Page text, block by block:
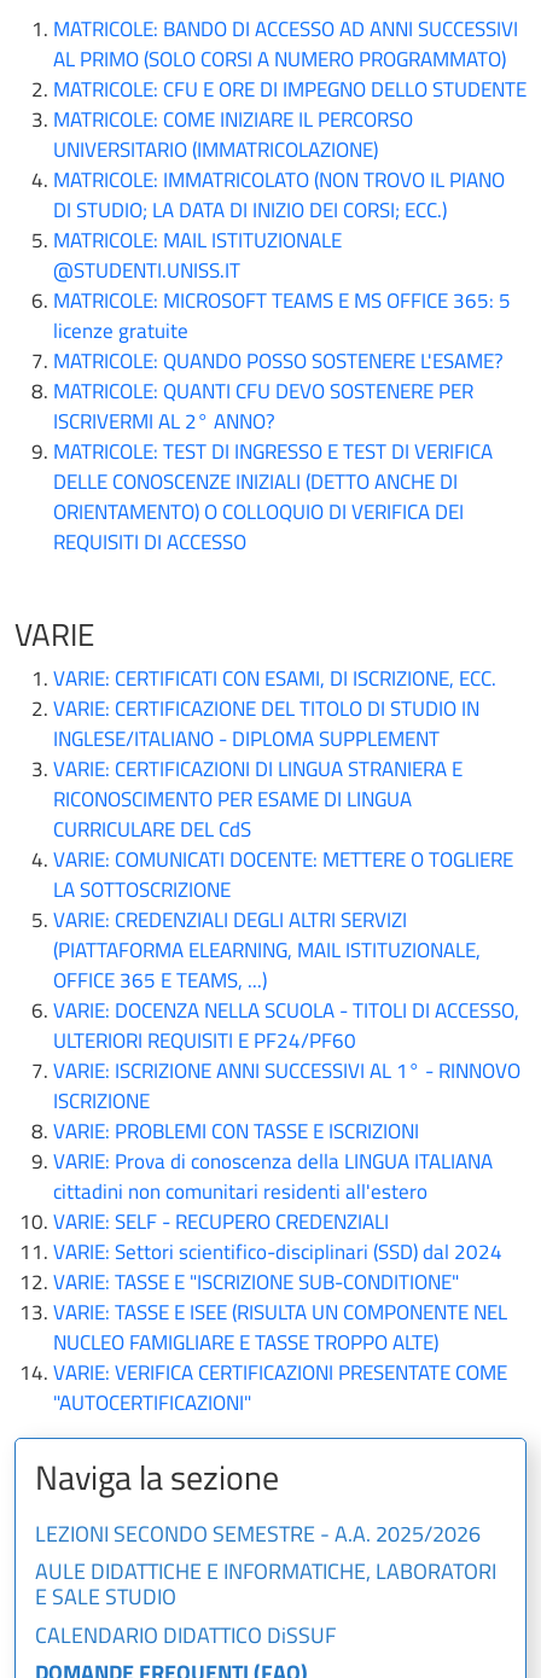
MATRICOLE: BANDO DI ACCESSO AD ANNI SUCCESSIVI
AL PRIMO (SOLO CORSI A NUMERO PROGRAMMATO)
MATRICOLE: CFU E ORE DI IMPEGNO DELLO STUDENTE
MATRICOLE: COME INIZIARE IL PERCORSO
UNIVERSITARIO (IMMATRICOLAZIONE)
MATRICOLE: IMMATRICOLATO (NON TROVO IL PIANO
DI STUDIO; LA DATA DI INIZIO DEI CORSI; ECC.)
MATRICOLE: MAIL ISTITUZIONALE
@STUDENTI.UNISS.IT
MATRICOLE: MICROSOFT TEAMS E MS OFFICE 365: 5
licenze gratuite
MATRICOLE: QUANDO POSSO SOSTENERE L'ESAME?
MATRICOLE: QUANTI CFU DEVO SOSTENERE PER
ISCRIVERMI AL 2° ANNO?
MATRICOLE: TEST DI INGRESSO E TEST DI VERIFICA
DELLE CONOSCENZE INIZIALI (DETTO ANCHE DI
ORIENTAMENTO) O COLLOQUIO DI VERIFICA DEI
REQUISITI DI ACCESSO
VARIE
VARIE: CERTIFICATI CON ESAMI, DI ISCRIZIONE, ECC.
VARIE: CERTIFICAZIONE DEL TITOLO DI STUDIO IN
INGLESE/ITALIANO - DIPLOMA SUPPLEMENT
VARIE: CERTIFICAZIONI DI LINGUA STRANIERA E
RICONOSCIMENTO PER ESAME DI LINGUA
CURRICULARE DEL CdS
VARIE: COMUNICATI DOCENTE: METTERE O TOGLIERE
LA SOTTOSCRIZIONE
VARIE: CREDENZIALI DEGLI ALTRI SERVIZI
(PIATTAFORMA ELEARNING, MAIL ISTITUZIONALE,
OFFICE 365 E TEAMS, ...)
VARIE: DOCENZA NELLA SCUOLA - TITOLI DI ACCESSO,
ULTERIORI REQUISITI E PF24/PF60
VARIE: ISCRIZIONE ANNI SUCCESSIVI AL 1° - RINNOVO
ISCRIZIONE
VARIE: PROBLEMI CON TASSE E ISCRIZIONI
VARIE: Prova di conoscenza della LINGUA ITALIANA
cittadini non comunitari residenti all'estero
VARIE: SELF - RECUPERO CREDENZIALI
VARIE: Settori scientifico-disciplinari (SSD) dal 2024
VARIE: TASSE E "ISCRIZIONE SUB-CONDITIONE"
VARIE: TASSE E ISEE (RISULTA UN COMPONENTE NEL
NUCLEO FAMIGLIARE E TASSE TROPPO ALTE)
VARIE: VERIFICA CERTIFICAZIONI PRESENTATE COME
"AUTOCERTIFICAZIONI"
Naviga la sezione
LEZIONI SECONDO SEMESTRE - A.A. 2025/2026
AULE DIDATTICHE E INFORMATICHE, LABORATORI
E SALE STUDIO
CALENDARIO DIDATTICO DiSSUF